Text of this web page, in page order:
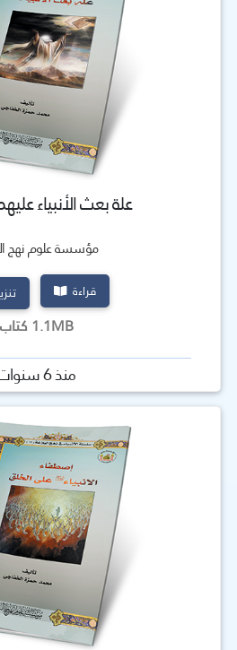
علة بعث الأنبياء
مؤسسة علوم نهج
قراءة
1.1MB كتاب
منذ 6 سنوات